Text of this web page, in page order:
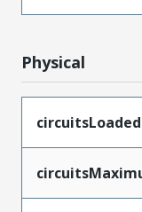
Physical
circuitsLoaded